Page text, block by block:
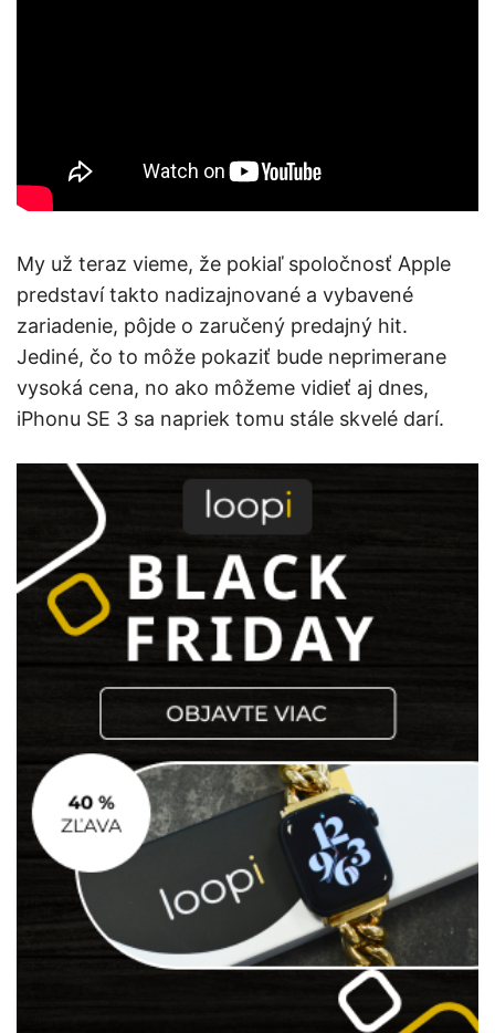
My už teraz vieme, že pokiaľ spoločnosť Apple
predstaví takto nadizajnované a vybavené
zariadenie, pôjde o zaručený predajný hit.
Jediné, čo to môže pokaziť bude neprimerane
vysoká cena, no ako môžeme vidieť aj dnes,
iPhonu SE 3 sa napriek tomu stále skvelé darí.